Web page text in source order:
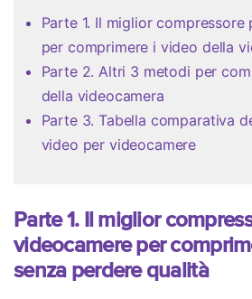
Location Tracker
Parte 1. Il miglior compressore
per comprimere i video della
Parte 2. Altri 3 metodi per
della videocamera
Parte 3. Tabella comparativa
video per videocamere
Parte 1. Il miglior
videocamere per
senza perdere qualità